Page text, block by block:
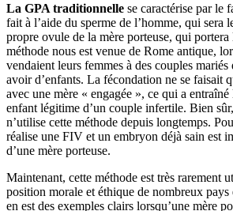
La GPA traditionnelle se caractérise par le
fait à l’aide du sperme de l’homme, qui sera
propre ovule de la mère porteuse, qui
méthode nous est venue de Rome antique,
vendaient leurs femmes à des couples
avoir d’enfants. La fécondation ne se faisait
avec une mère « engagée », ce qui a entraîné
enfant légitime d’un couple infertile. Bien
n’utilise cette méthode depuis longtemps.
réalise une FIV et un embryon déjà sain est
d’une mère porteuse.
Maintenant, cette méthode est très rarement
position morale et éthique de nombreux
en est des exemples clairs lorsqu’une mère